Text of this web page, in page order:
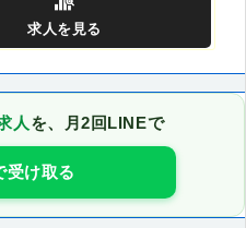
求人 を見る
人 を、月2回LINEで
受け取る